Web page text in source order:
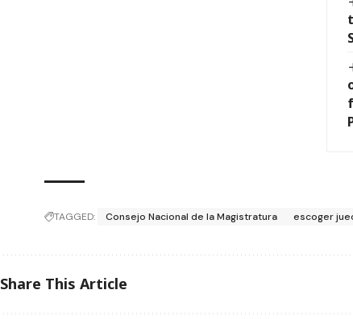
TAGGED: Consejo Nacional de la Magistratura escoger
Share This Article